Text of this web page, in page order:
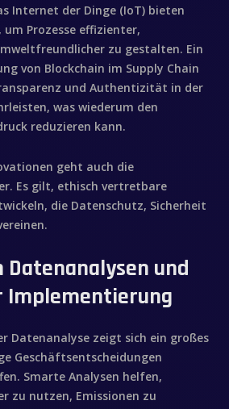
Internet der Dinge (IoT) bieten
Prozesse effizienter,
zu gestalten. Ein
von Blockchain im Supply Chain
und Authentizität in der
was wiederum den
reduzieren kann.
geht auch die
Es gilt, ethisch vertretbare
die Datenschutz, Sicherheit
Datenanalysen und
Implementierung
Datenanalyse zeigt sich ein großes
Geschäftsentscheidungen
Smarte Analysen helfen,
zu nutzen, Emissionen zu